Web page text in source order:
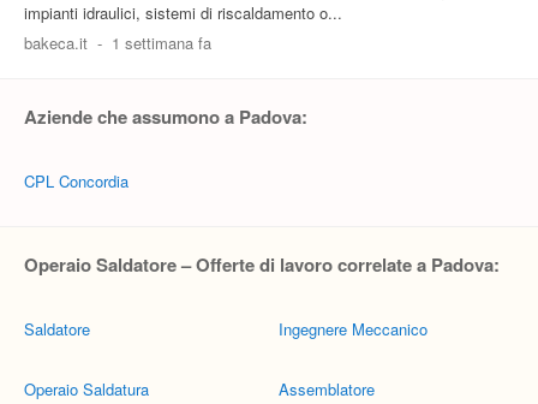
impianti idraulici, sistemi di riscaldamento o...
bakeca.it - 1 settimana fa
Aziende che assumono a Padova:
CPL Concordia
Operaio Saldatore – Offerte di lavoro correlate a Padova:
Saldatore
Operaio Saldatura
Ingegnere Meccanico
Assemblatore